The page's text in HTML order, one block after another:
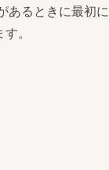
あるときに最初に
。